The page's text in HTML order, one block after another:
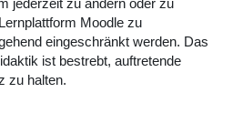
jederzeit zu ändern oder zu
Moodle zu
eingeschränkt werden. Das
ist bestrebt, auftretende
zu halten.